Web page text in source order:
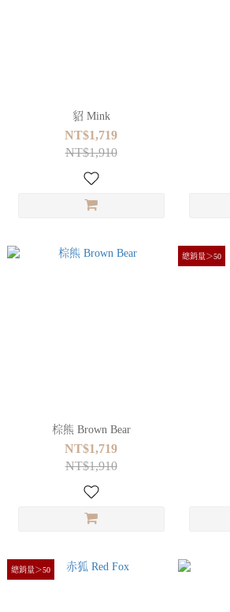
貂 Mink
NT$1,719
NT$1,910
棕熊 Brown Bear
NT$1,719
NT$1,910
總銷量＞50
總銷量＞50